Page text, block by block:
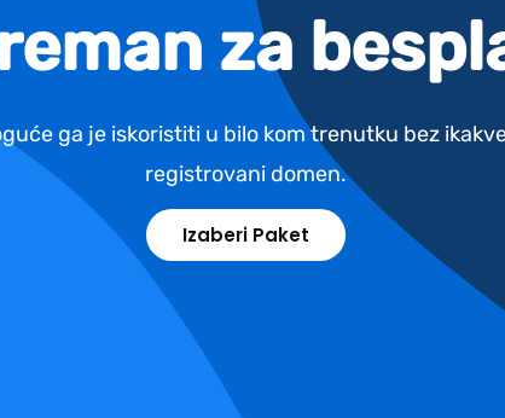
za
ga je iskoristiti u bilo kom trenutku bez
registrovani domen.
Izaberi Paket